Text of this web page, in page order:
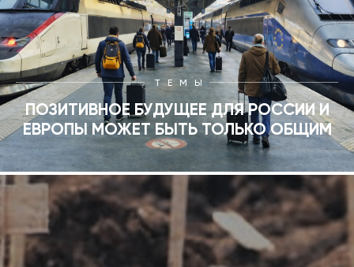
ТЕМЫ
ПОЗИТИВНОЕ БУДУЩЕЕ ДЛЯ РОССИИ И
ЕВРОПЫ МОЖЕТ БЫТЬ ТОЛЬКО ОБЩИМ